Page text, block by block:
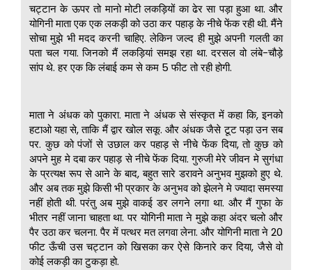
चट्टान के ऊपर तो मानो मोटी लकड़ियों का ढेर सा पड़ा हुआ था. और
योगिनी माता एक एक लकड़ी को उठा कर पहाड़ के नीचे फेंक रही थी. मैंने
सोचा मुझे भी मदद करनी चाहिए. लेकिन जल्द ही मुझे अपनी गलती का
पता चल गया. जिनको मैं लकड़ियां समझ रहा था. दरसल वो लंबे-चौड़े
सांप थे. हर एक कि लंबाई कम से कम 5 फीट तो रही होगी.
माता ने अंधक को पुकारा. माता ने अंधक से संस्कृत में कहा कि, इनको
हटाओ यहा से, ताकि मैं द्वार खोल सकू. और अंधक जैसे टूट पड़ा उन सब
पर. कुछ को पंजों से उछाल कर पहाड़ से नीचे फेंक दिया, तो कुछ को
अपने मुह मे दबा कर पहाड़ से नीचे फेंक दिया. गुरुजी मेरे जीवन मे सुगंधा
के प्रत्यक्ष रूप से आने के बाद, बहुत सारे डरावने अनुभव मुझको हुए थे.
और अब तक मुझे किसी भी प्रकार के अनुभव को झेलने मे ज्यादा समस्या
नहीं होती थी. परंतु अब मुझे वाकई डर लगने लगा था. और मैं गुफा के
भीतर नहीं जाना चाहता था. पर योगिनी माता ने मुझे कहा अंदर चलो और
पैर उठा कर चलना. पैर में पत्थर मत लगवा लेना. और योगिनी माता ने 20
फीट ऊँची उस चट्टान को खिसका कर ऐसे किनारे कर दिया, जैसे वो
कोई लकड़ी का टुकड़ा हो.